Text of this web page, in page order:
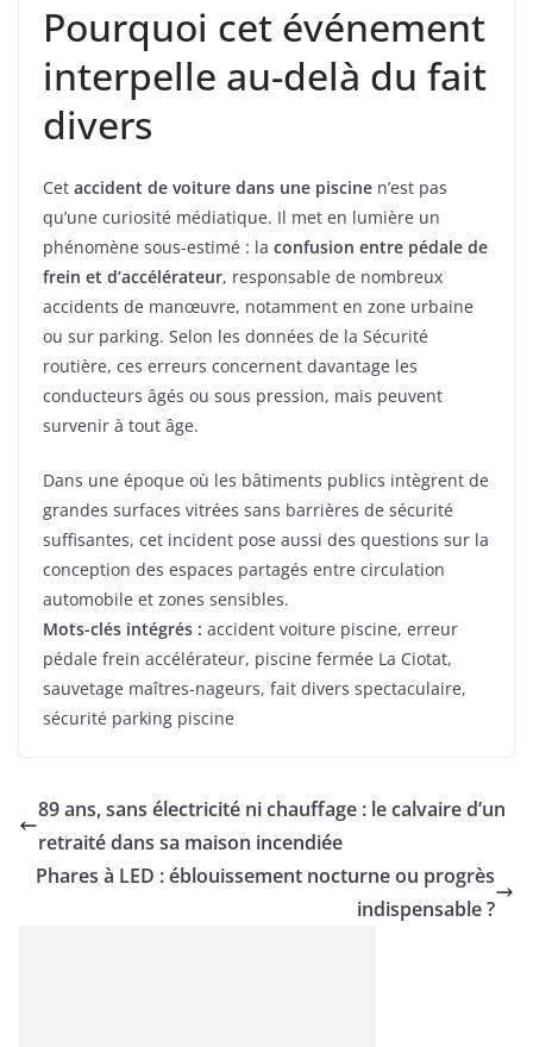
Pourquoi cet événement
interpelle au-delà du fait
divers
Cet accident de voiture dans une piscine n’est pas
qu’une curiosité médiatique. Il met en lumière un
phénomène sous-estimé : la confusion entre pédale de
frein et d’accélérateur, responsable de nombreux
accidents de manœuvre, notamment en zone urbaine
ou sur parking. Selon les données de la Sécurité
routière, ces erreurs concernent davantage les
conducteurs âgés ou sous pression, mais peuvent
survenir à tout âge.
Dans une époque où les bâtiments publics intègrent de
grandes surfaces vitrées sans barrières de sécurité
suffisantes, cet incident pose aussi des questions sur la
conception des espaces partagés entre circulation
automobile et zones sensibles.
Mots-clés intégrés : accident voiture piscine, erreur
pédale frein accélérateur, piscine fermée La Ciotat,
sauvetage maîtres-nageurs, fait divers spectaculaire,
sécurité parking piscine
89 ans, sans électricité ni chauffage : le calvaire d’un
retraité dans sa maison incendiée
Phares à LED : éblouissement nocturne ou progrès
indispensable ?